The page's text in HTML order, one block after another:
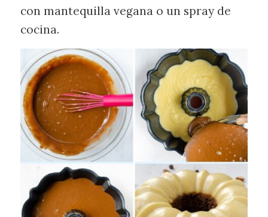
con mantequilla vegana o un spray de
cocina.